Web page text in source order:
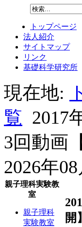
トップページ
法人紹介
サイトマップ
リンク
基礎科学研究所
現在地:
覧 2017
3回動画
2026年08
親子理科実験教
室
親子理科
実験教室
開】